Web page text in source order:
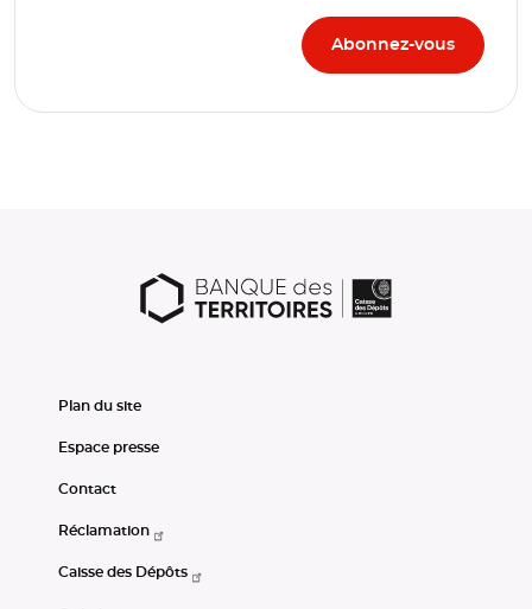
Plan du site
Espace presse
Contact
Réclamation
Caisse des Dépôts